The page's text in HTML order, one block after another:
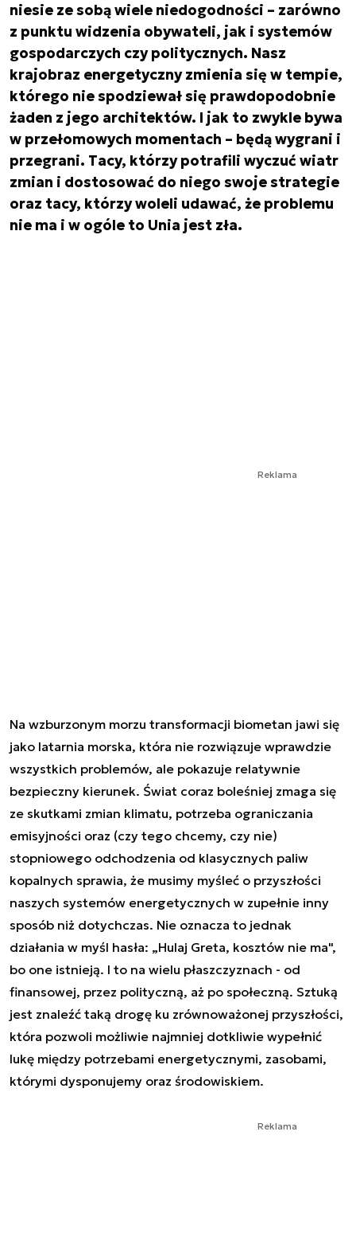
niesie ze sobą wiele niedogodności – zarówno
z punktu widzenia obywateli, jak i systemów
gospodarczych czy politycznych. Nasz
krajobraz energetyczny zmienia się w tempie,
którego nie spodziewał się prawdopodobnie
żaden z jego architektów. I jak to zwykle bywa
w przełomowych momentach – będą wygrani i
przegrani. Tacy, którzy potrafili wyczuć wiatr
zmian i dostosować do niego swoje strategie
oraz tacy, którzy woleli udawać, że problemu
nie ma i w ogóle to Unia jest zła.
Reklama
Na wzburzonym morzu transformacji biometan jawi się
jako latarnia morska, która nie rozwiązuje wprawdzie
wszystkich problemów, ale pokazuje relatywnie
bezpieczny kierunek. Świat coraz boleśniej zmaga się
ze skutkami zmian klimatu, potrzeba ograniczania
emisyjności oraz (czy tego chcemy, czy nie)
stopniowego odchodzenia od klasycznych paliw
kopalnych sprawia, że musimy myśleć o przyszłości
naszych systemów energetycznych w zupełnie inny
sposób niż dotychczas. Nie oznacza to jednak
działania w myśl hasła: „Hulaj Greta, kosztów nie ma",
bo one istnieją. I to na wielu płaszczyznach - od
finansowej, przez polityczną, aż po społeczną. Sztuką
jest znaleźć taką drogę ku zrównoważonej przyszłości,
która pozwoli możliwie najmniej dotkliwie wypełnić
lukę między potrzebami energetycznymi, zasobami,
którymi dysponujemy oraz środowiskiem.
Reklama